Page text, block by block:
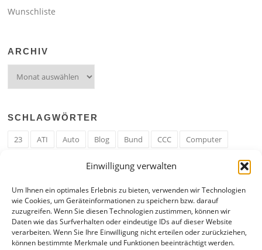
Einwilligung verwalten
Um Ihnen ein optimales Erlebnis zu bieten, verwenden wir Technologien
wie Cookies, um Geräteinformationen zu speichern bzw. darauf
zuzugreifen. Wenn Sie diesen Technologien zustimmen, können wir
Daten wie das Surfverhalten oder eindeutige IDs auf dieser Website
verarbeiten. Wenn Sie Ihre Einwilligung nicht erteilen oder zurückziehen,
können bestimmte Merkmale und Funktionen beeinträchtigt werden.
Wunschliste
ARCHIV
SCHLAGWÖRTER
23 ATI Auto Blog Bund CCC
Computer
Google
Hack Hand HE ICE IE Internet
Krefeld
Liebe Linux u. Software Mail Mann
PHP
RAM
Regeln RZ Spam Spiel Ticker USA